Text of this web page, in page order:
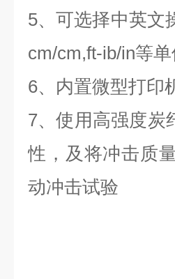
5、可选择中英文
cm/cm,ft-ib/in等单
6、内置微型打印
7、使用高强度炭
性，及将冲击质
动冲击试验